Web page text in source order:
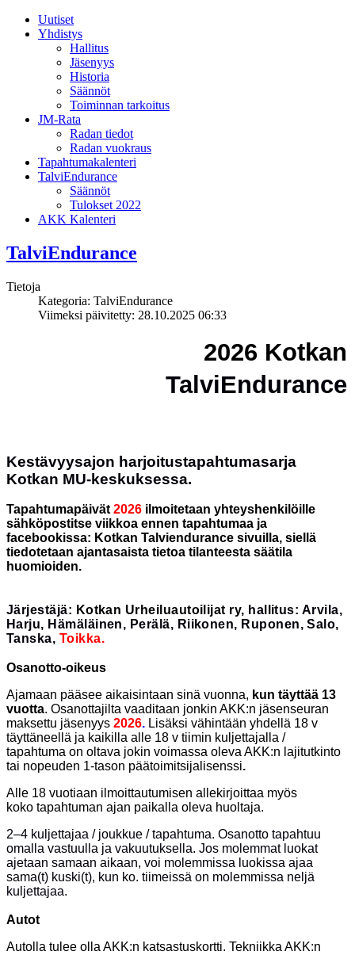
Uutiset
Yhdistys
Hallitus
Jäsenyys
Historia
Säännöt
Toiminnan tarkoitus
JM-Rata
Radan tiedot
Radan vuokraus
Tapahtumakalenteri
TalviEndurance
Säännöt
Tulokset 2022
AKK Kalenteri
TalviEndurance
Tietoja
Kategoria: TalviEndurance
Viimeksi päivitetty: 28.10.2025 06:33
2026 Kotkan
TalviEndurance
Kestävyysajon harjoitustapahtumasarja
Kotkan MU-keskuksessa.
Tapahtumapäivät 2026 ilmoitetaan yhteyshenkilöille
sähköpostitse viikkoa ennen tapahtumaa ja
facebookissa: Kotkan Talviendurance sivuilla, siellä
tiedotetaan ajantasaista tietoa tilanteesta säätila
huomioiden.
Järjestäjä: Kotkan Urheiluautoilijat ry, hallitus: Arvila,
Harju, Hämäläinen, Perälä, Riikonen, Ruponen, Salo,
Tanska, Toikka.
Osanotto-oikeus
Ajamaan pääsee aikaisintaan sinä vuonna, kun täyttää 13
vuotta. Osanottajilta vaaditaan jonkin AKK:n jäsenseuran
maksettu jäsenyys 2026. Lisäksi vähintään yhdellä 18 v
täyttäneellä ja kaikilla alle 18 v tiimin kuljettajalla /
tapahtuma on oltava jokin voimassa oleva AKK:n lajitutkinto
tai nopeuden 1-tason päätoimitsijalisenssi.
Alle 18 vuotiaan ilmoittautumisen allekirjoittaa myös
koko tapahtuman ajan paikalla oleva huoltaja.
2–4 kuljettajaa / joukkue / tapahtuma. Osanotto tapahtuu
omalla vastuulla ja vakuutuksella. Jos molemmat luokat
ajetaan samaan aikaan, voi molemmissa luokissa ajaa
sama(t) kuski(t), kun ko. tiimeissä on molemmissa neljä
kuljettajaa.
Autot
Autolla tulee olla AKK:n katsastuskortti. Tekniikka AKK:n